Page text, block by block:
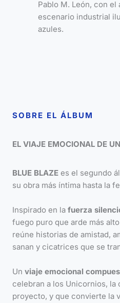
SOBRE EL ÁLBUM
EL VIAJE EMOCIONAL DE
BLUE BLAZE es el segundo
su obra más íntima hasta la
Inspirado en la fuerza
fuego puro que arde más
reúne historias de amistad,
sanan y cicatrices que se
Un viaje emocional
celebran a los Unicornios, la
proyecto, y que convierte la